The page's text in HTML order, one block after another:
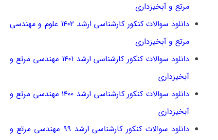
مرتع و آبخیزداری
دانلود سوالات کنکور کارشناسی ارشد ۱۴۰۲ علوم و مهندسی
مرتع و آبخیزداری
دانلود سوالات کنکور کارشناسی ارشد ۱۴۰۱ مهندسی مرتع و
آبخیزداری
دانلود سوالات کنکور کارشناسی ارشد ۱۴۰۰ مهندسی مرتع و
آبخیزداری
دانلود سوالات کنکور کارشناسی ارشد ۹۹ مهندسی مرتع و